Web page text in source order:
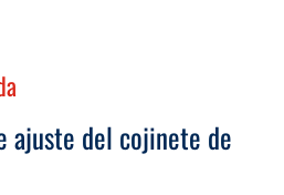
ajuste del cojinete de